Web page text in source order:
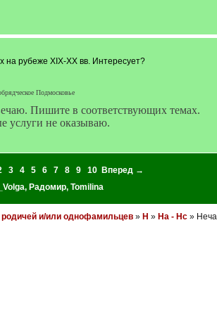
на рубеже XIX-XX вв. Интересует?
Подмосковье
Пишите в соответствующих темах.
услуги не оказываю.
3 4 5 6 7 8 9 10
Вперед →
, Радомир, Tomilina
родичей и/или однофамильцев» Н » На - Нс»